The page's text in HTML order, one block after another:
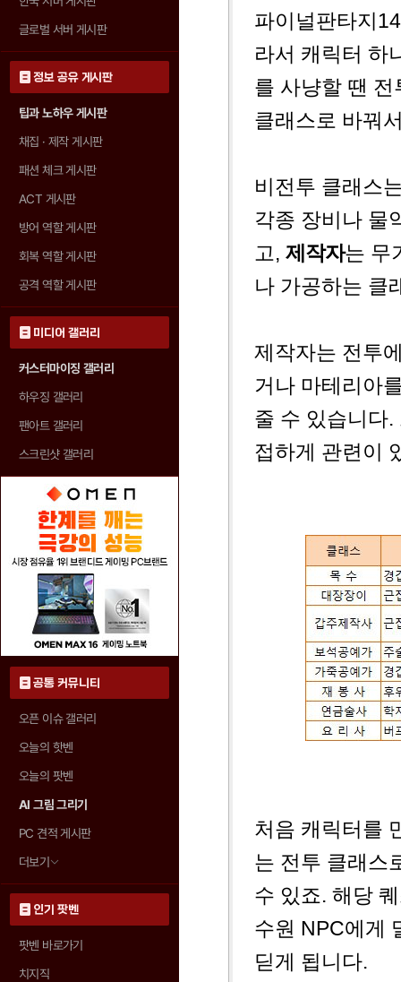
글로벌 서버 게시판
정보 공유 게시판
팁과 노하우 게시판
채집 · 제작 게시판
패션 체크 게시판
ACT 게시판
방어 역할 게시판
회복 역할 게시판
공격 역할 게시판
미디어 갤러리
커스터마이징 갤러리
하우징 갤러리
팬아트 갤러리
스크린샷 갤러리
공통 커뮤니티
오픈 이슈 갤러리
오늘의 핫벤
오늘의 팟벤
AI 그림 그리기
PC 견적 게시판
더보기
인기 팟벤
팟벤 바로가기
치지직
파이널판타지
라서 캐릭터 하
를 사냥할 땐
클래스로 바꿔
비전투 클래스
각종 장비나 물
고, 제작자는 무
나 가공하는 클
제작자는 전투
거나 마테리아
줄 수 있습니다
접하게 관련이
처음 캐릭터를
는 전투 클래스
수 있죠. 해당
수원 NPC에게
딛게 됩니다.